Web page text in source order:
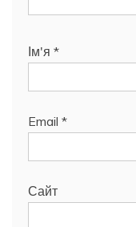
Ім'я *
Email *
Сайт